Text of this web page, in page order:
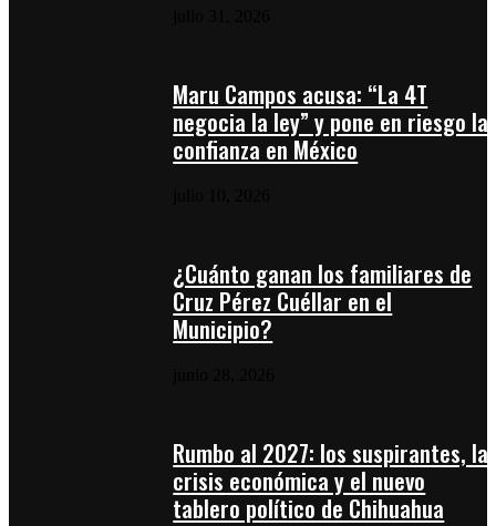
Maru Campos acusa: “La 4T
negocia la ley” y pone en riesgo la
confianza en México
¿Cuánto ganan los familiares de
Cruz Pérez Cuéllar en el
Municipio?
Rumbo al 2027: los suspirantes, la
crisis económica y el nuevo
tablero político de Chihuahua